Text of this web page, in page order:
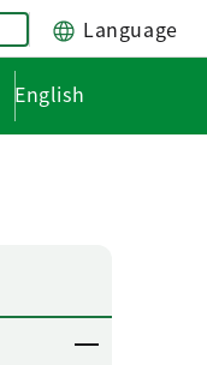
Language
English